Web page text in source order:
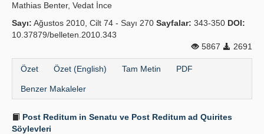
Mathias Benter, Vedat İnce
Sayı: Ağustos 2010, Cilt 74 - Sayı 270 Sayfalar: 343-350 DOI:
10.37879/belleten.2010.343
5867
2691
Özet Özet (English) Tam Metin PDF
Benzer Makaleler
Post Reditum in Senatu ve Post Reditum ad Quirites
Söylevleri